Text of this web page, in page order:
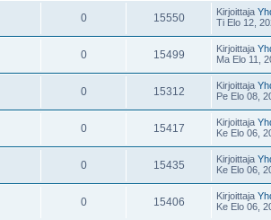
0 15550 Kirjoittaja
Ti Elo 12,
0 15499 Kirjoittaja
Ma Elo 11,
0 15312 Kirjoittaja
Pe Elo 08,
0 15417 Kirjoittaja
Ke Elo 06,
0 15435 Kirjoittaja
Ke Elo 06,
0 15406 Kirjoittaja
Ke Elo 06,